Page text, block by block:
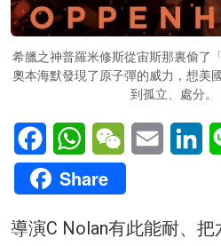
希臘之神普羅米修斯從宙斯那裏偷了
奧本海默發現了原子彈的威力，想美
到孤立、處分。
FacebookWhatsAppWeChatEmail
Share
導演C Nolan有此能耐、